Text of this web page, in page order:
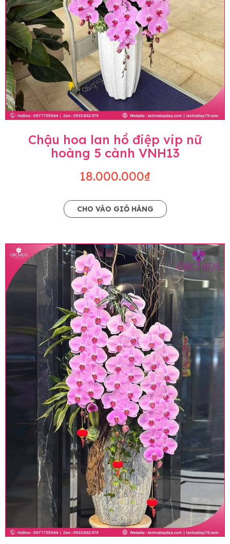
Chậu hoa lan hồ điệp vip nữ
hoàng 5 cành VNH13
18.000.000₫
CHO VÀO GIỎ HÀNG